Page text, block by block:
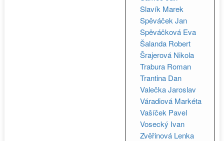
Slavík Marek
Spěváček Jan
Spěváčková Eva
Šalanda Robert
Šrajerová Nikola
Trabura Roman
Trantina Dan
Valečka Jaroslav
Váradiová Markéta
Vašíček Pavel
Vosecký Ivan
Zvěřinová Lenka